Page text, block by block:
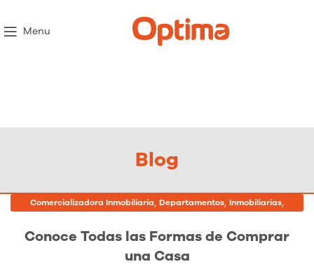
Menu
Blog
Comercializadora Inmobiliaria, Departamentos, Inmobiliarias,
Conoce Todas las Formas de Comprar
una Casa